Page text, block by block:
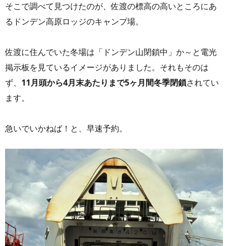
そこで調べて見つけたのが、佐渡の標高の高いところにあ
るドンデン高原ロッジのキャンプ場。
佐渡に住んでいた冬場は「ドンデン山閉鎖中」か～と電光
掲示板を見ているイメージがありました。それもそのは
ず、 11月頭から4月末あたりまで5ヶ月間冬季閉鎖されてい
ます。
急いでいかねば！と、早速予約。